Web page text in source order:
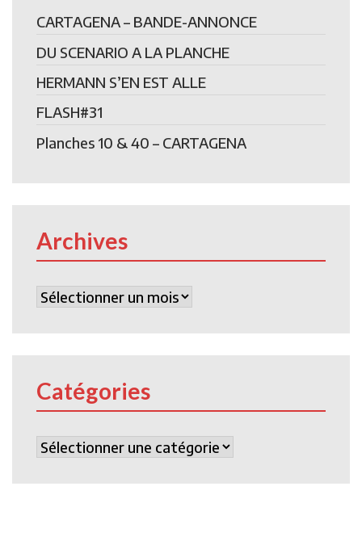
CARTAGENA – BANDE-ANNONCE
DU SCENARIO A LA PLANCHE
HERMANN S’EN EST ALLE
FLASH#31
Planches 10 & 40 – CARTAGENA
Archives
Archives
Catégories
Catégories